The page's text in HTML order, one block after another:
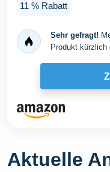
11 % Rabatt
Sehr gefragt!
Produkt kürzlich
Aktuelle